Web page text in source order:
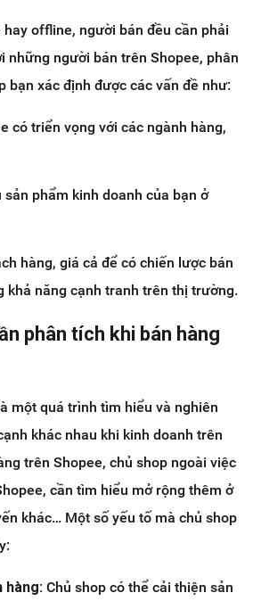
hay offline, người bán đều cần phải
những người bán trên Shopee, phân
bạn xác định được các vấn đề như:
có triển vọng với các ngành hàng,
sản phẩm kinh doanh của bạn ở
hàng, giá cả để có chiến lược bán
khả năng cạnh tranh trên thị trường.
phân tích khi bán hàng
một quá trình tìm hiểu và nghiên
khác nhau khi kinh doanh trên
trên Shopee, chủ shop ngoài việc
cần tìm hiểu mở rộng thêm ở
khác… Một số yếu tố mà chủ shop
hàng: Chủ shop có thể cải thiện sản